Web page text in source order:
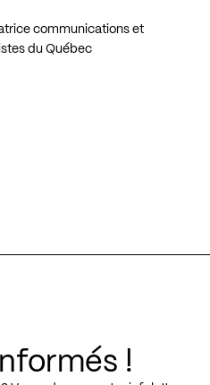
communications et
du Québec
!